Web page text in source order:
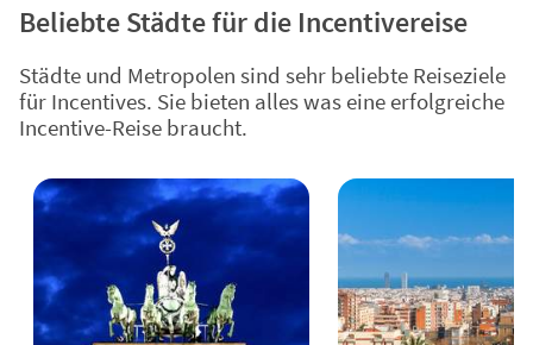
Beliebte Städte für die Incentivereise
Städte und Metropolen sind sehr beliebte Reiseziele
für Incentives. Sie bieten alles was eine erfolgreiche
Incentive-Reise braucht.